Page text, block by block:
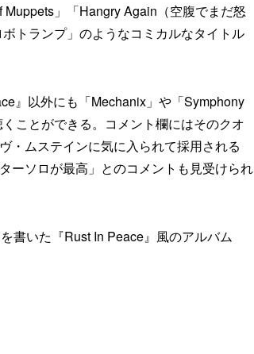
」「Hangry Again（空腹でまだ怒
トランプ」のようなコミカルなタイトル
』以外にも「Mechanix」や「Symphony
ことができる。コメント欄にはそのクオ
・ムステインに気に入られて採用される
ーソロが最高」とのコメントも見受けられ
書いた『Rust In Peace』風のアルバム